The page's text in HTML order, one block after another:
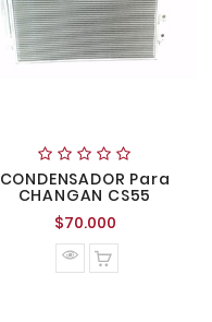
CONDENSADOR Para
CHANGAN CS55
$70.000Precio
normal